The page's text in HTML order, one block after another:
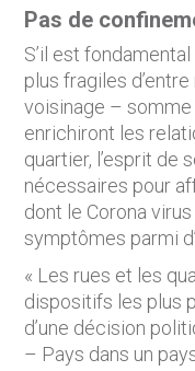
Pas de
S’il est
plus fragiles
voisinage –
enrichiront les
quartier, l’esprit de
nécessaires pour
dont le Corona
symptômes parmi
« Les rues et les
dispositifs les plus
d’une décision
– Pays dans un